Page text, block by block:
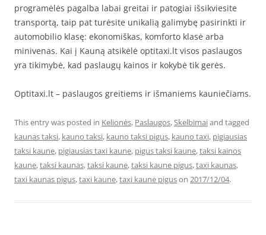
programėlės pagalba labai greitai ir patogiai išsikviesite
transportą, taip pat turėsite unikalią galimybę pasirinkti ir
automobilio klasę: ekonomiškas, komforto klasė arba
minivenas. Kai į Kauną atsikėlė optitaxi.lt visos paslaugos
yra tikimybė, kad paslaugų kainos ir kokybė tik gerės.
Optitaxi.lt – paslaugos greitiems ir išmaniems kauniečiams.
This entry was posted in Kelionės, Paslaugos,Skelbimaiand tagged
kaunas taksi, kauno taksi, kauno taksi pigus, kauno taxi, pigiausias
taksi kaune, pigiausias taxi kaune, pigus taksi kaune,taksi kainos
kaune,taksi kaunas,taksi kaune,taksi kaune pigus,taxi kaunas,
taxi kaunas pigus,taxi kaune,taxi kaune piguson 2017/12/04.